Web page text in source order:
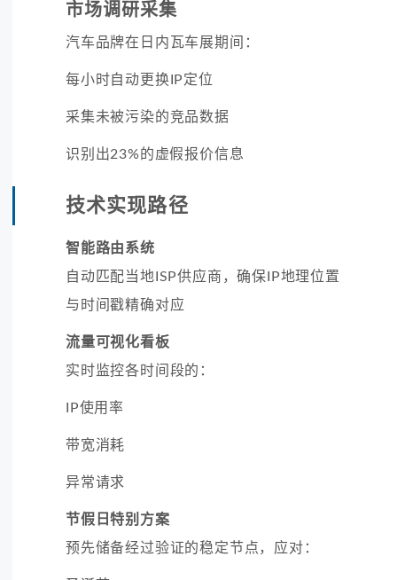
市场调研采集
汽车品牌在日内瓦车展期间：
每小时自动更换IP定位
采集未被污染的竞品数据
识别出23%的虚假报价信息
技术实现路径
智能路由系统
自动匹配当地ISP供应商，确保IP地理位置
与时间戳精确对应
流量可视化看板
实时监控各时间段的：
IP使用率
带宽消耗
异常请求
节假日特别方案
预先储备经过验证的稳定节点，应对：